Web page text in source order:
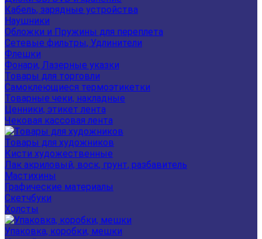
Кабель, зарядные устройства
Наушники
Обложки и Пружины для переплета
Сетевые фильтры, Удлинители
Флешки
Фонари, Лазерные указки
Товары для торговли
Самоклеющиеся термоэтикетки
Товарные чеки, накладные
Ценники, этикет лента
Чековая кассовая лента
Товары для художников
Кисти художественные
Лак акриловый, воск, грунт, разбавитель
Мастихины
Графические материалы
Скетчбуки
Холсты
Упаковка, коробки, мешки